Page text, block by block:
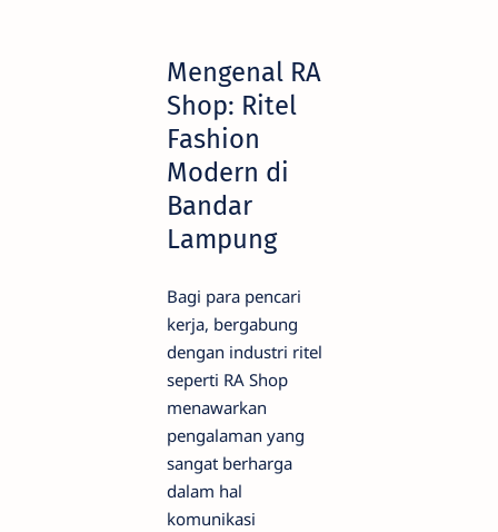
Mengenal RA
Shop: Ritel
Fashion
Modern di
Bandar
Lampung
Bagi para pencari
kerja, bergabung
dengan industri ritel
seperti RA Shop
menawarkan
pengalaman yang
sangat berharga
dalam hal
komunikasi